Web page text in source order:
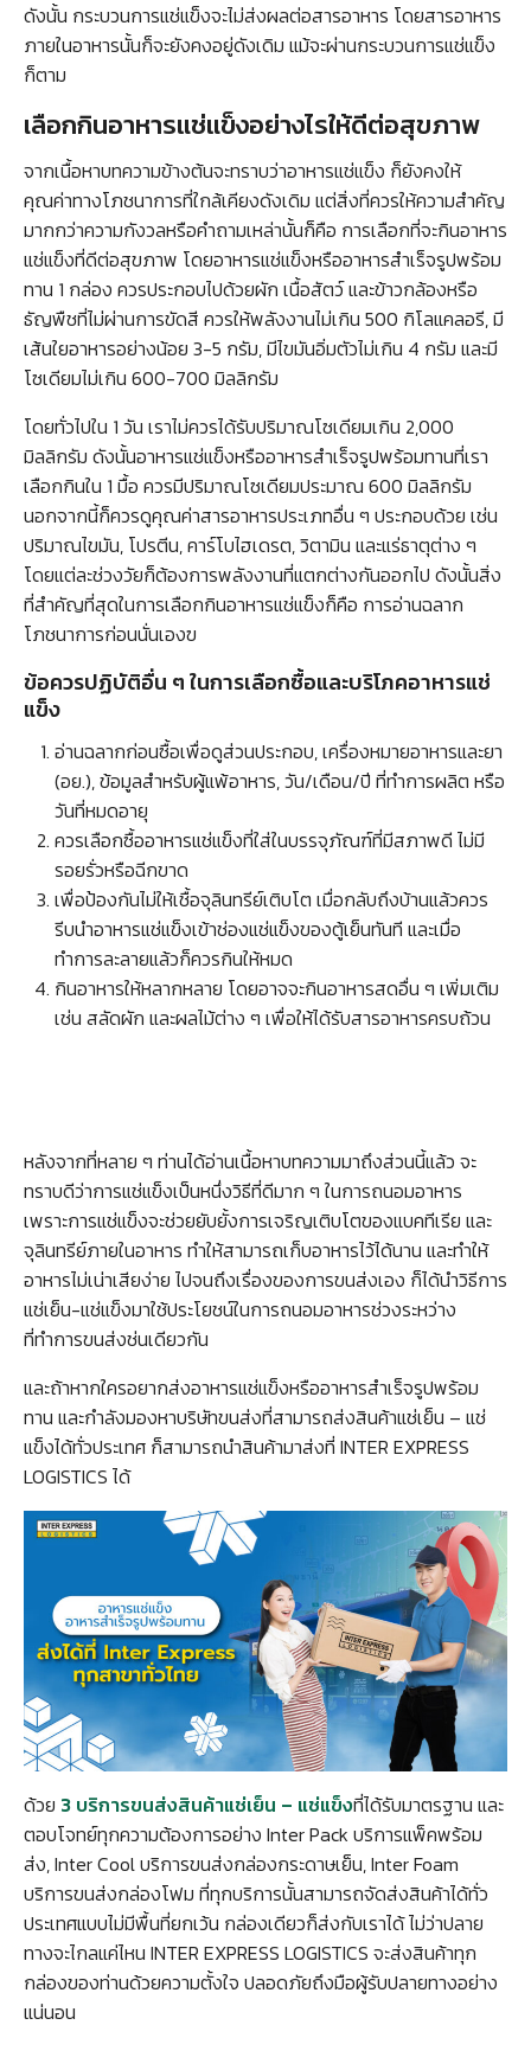
ดังนั้น กระบวนการแช่แข็งจะไม่ส่งผลต่อสารอาหาร โดยสารอาหาร
ภายในอาหารนั้นก็จะยังคงอยู่ดังเดิม แม้จะผ่านกระบวนการแช่แข็ง
ก็ตาม
เลือกกินอาหารแช่แข็งอย่างไรให้ดีต่อสุขภาพ
จากเนื้อหาบทความข้างต้นจะทราบว่าอาหารแช่แข็ง ก็ยังคงให้
คุณค่าทางโภชนาการที่ใกล้เคียงดังเดิม แต่สิ่งที่ควรให้ความสำคัญ
มากกว่าความกังวลหรือคำถามเหล่านั้นก็คือ การเลือกที่จะกินอาหาร
แช่แข็งที่ดีต่อสุขภาพ โดยอาหารแช่แข็งหรืออาหารสำเร็จรูปพร้อม
ทาน 1 กล่อง ควรประกอบไปด้วยผัก เนื้อสัตว์ และข้าวกล้องหรือ
ธัญพืชที่ไม่ผ่านการขัดสี ควรให้พลังงานไม่เกิน 500 กิโลแคลอรี, มี
เส้นใยอาหารอย่างน้อย 3-5 กรัม, มีไขมันอิ่มตัวไม่เกิน 4 กรัม และมี
โซเดียมไม่เกิน 600-700 มิลลิกรัม
โดยทั่วไปใน 1 วัน เราไม่ควรได้รับปริมาณโซเดียมเกิน 2,000
มิลลิกรัม ดังนั้นอาหารแช่แข็งหรืออาหารสำเร็จรูปพร้อมทานที่เรา
เลือกกินใน 1 มื้อ ควรมีปริมาณโซเดียมประมาณ 600 มิลลิกรัม
นอกจากนี้ก็ควรดูคุณค่าสารอาหารประเภทอื่น ๆ ประกอบด้วย เช่น
ปริมาณไขมัน, โปรตีน, คาร์โบไฮเดรต, วิตามิน และแร่ธาตุต่าง ๆ
โดยแต่ละช่วงวัยก็ต้องการพลังงานที่แตกต่างกันออกไป ดังนั้นสิ่ง
ที่สำคัญที่สุดในการเลือกกินอาหารแช่แข็งก็คือ การอ่านฉลาก
โภชนาการก่อนนั่นเองฃ
ข้อควรปฏิบัติอื่น ๆ ในการเลือกซื้อและบริโภคอาหารแช่
แข็ง
อ่านฉลากก่อนซื้อเพื่อดูส่วนประกอบ, เครื่องหมายอาหารและยา
(อย.), ข้อมูลสำหรับผู้แพ้อาหาร, วัน/เดือน/ปี ที่ทำการผลิต หรือ
วันที่หมดอายุ
ควรเลือกซื้ออาหารแช่แข็งที่ใส่ในบรรจุภัณฑ์ที่มีสภาพดี ไม่มี
รอยรั่วหรือฉีกขาด
เพื่อป้องกันไม่ให้เชื้อจุลินทรีย์เติบโต เมื่อกลับถึงบ้านแล้วควร
รีบนำอาหารแช่แข็งเข้าช่องแช่แข็งของตู้เย็นทันที และเมื่อ
ทำการละลายแล้วก็ควรกินให้หมด
กินอาหารให้หลากหลาย โดยอาจจะกินอาหารสดอื่น ๆ เพิ่มเติม
เช่น สลัดผัก และผลไม้ต่าง ๆ เพื่อให้ได้รับสารอาหารครบถ้วน
หลังจากที่หลาย ๆ ท่านได้อ่านเนื้อหาบทความมาถึงส่วนนี้แล้ว จะ
ทราบดีว่าการแช่แข็งเป็นหนึ่งวิธีที่ดีมาก ๆ ในการถนอมอาหาร
เพราะการแช่แข็งจะช่วยยับยั้งการเจริญเติบโตของแบคทีเรีย และ
จุลินทรีย์ภายในอาหาร ทำให้สามารถเก็บอาหารไว้ได้นาน และทำให้
อาหารไม่เน่าเสียง่าย ไปจนถึงเรื่องของการขนส่งเอง ก็ได้นำวิธีการ
แช่เย็น-แช่แข็งมาใช้ประโยชน์ในการถนอมอาหารช่วงระหว่าง
ที่ทำการขนส่งช่นเดียวกัน
และถ้าหากใครอยากส่งอาหารแช่แข็งหรืออาหารสำเร็จรูปพร้อม
ทาน และกำลังมองหาบริษัทขนส่งที่สามารถส่งสินค้าแช่เย็น – แช่
แข็งได้ทั่วประเทศ ก็สามารถนำสินค้ามาส่งที่ INTER EXPRESS
LOGISTICS ได้
ด้วย 3 บริการขนส่งสินค้าแช่เย็น – แช่แข็งที่ได้รับมาตรฐาน และ
ตอบโจทย์ทุกความต้องการอย่าง Inter Pack บริการแพ็คพร้อม
ส่ง, Inter Cool บริการขนส่งกล่องกระดาษเย็น, Inter Foam
บริการขนส่งกล่องโฟม ที่ทุกบริการนั้นสามารถจัดส่งสินค้าได้ทั่ว
ประเทศแบบไม่มีพื้นที่ยกเว้น กล่องเดียวก็ส่งกับเราได้ ไม่ว่าปลาย
ทางจะไกลแค่ไหน INTER EXPRESS LOGISTICS จะส่งสินค้าทุก
กล่องของท่านด้วยความตั้งใจ ปลอดภัยถึงมือผู้รับปลายทางอย่าง
แน่นอน